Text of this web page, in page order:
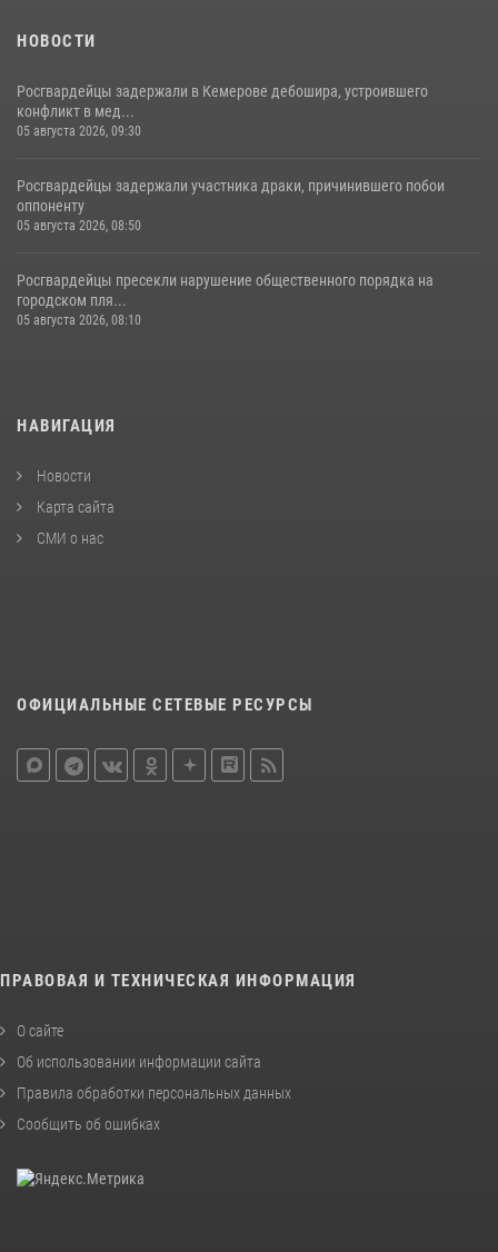
НОВОСТИ
Росгвардейцы задержали в Кемерове дебошира, устроившего
конфликт в мед...
05 августа 2026, 09:30
Росгвардейцы задержали участника драки, причинившего побои
оппоненту
05 августа 2026, 08:50
Росгвардейцы пресекли нарушение общественного порядка на
городском пля...
05 августа 2026, 08:10
НАВИГАЦИЯ
Новости
Карта сайта
СМИ о нас
ОФИЦИАЛЬНЫЕ СЕТЕВЫЕ РЕСУРСЫ
ПРАВОВАЯ И ТЕХНИЧЕСКАЯ ИНФОРМАЦИЯ
О сайте
Об использовании информации сайта
Правила обработки персональных данных
Сообщить об ошибках